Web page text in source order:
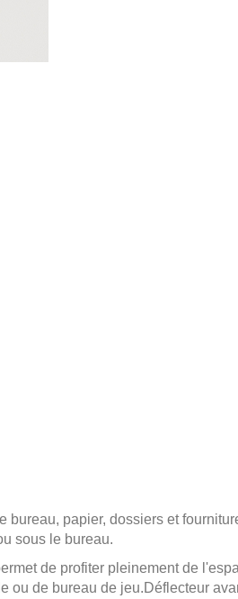
bureau, papier, dossiers et
sous le bureau.
de profiter pleinement de
ou de bureau de jeu.Déflecteur